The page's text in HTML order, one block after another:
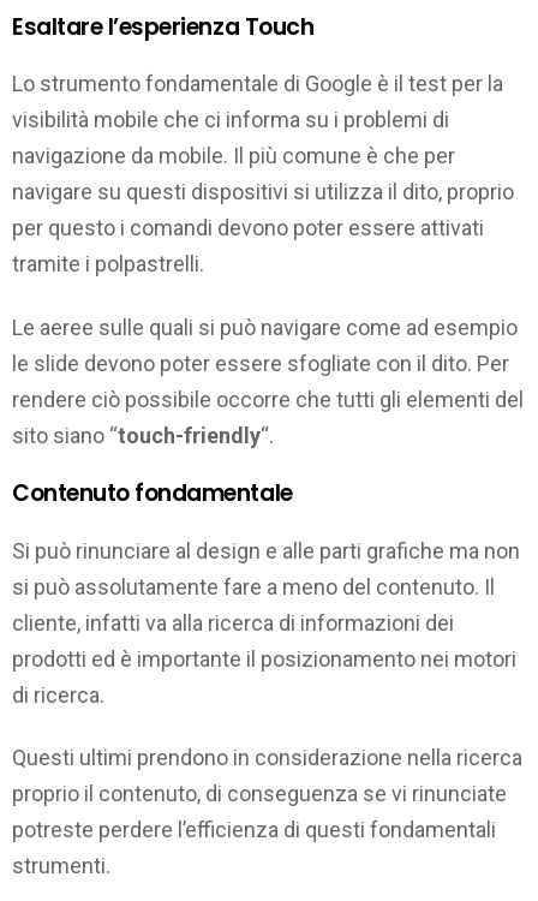
Esaltare l’esperienza Touch
Lo strumento fondamentale di Google è il test per la
visibilità mobile che ci informa su i problemi di
navigazione da mobile. Il più comune è che per
navigare su questi dispositivi si utilizza il dito, proprio
per questo i comandi devono poter essere attivati
tramite i polpastrelli.
Le aeree sulle quali si può navigare come ad esempio
le slide devono poter essere sfogliate con il dito. Per
rendere ciò possibile occorre che tutti gli elementi del
sito siano “touch-friendly“.
Contenuto fondamentale
Si può rinunciare al design e alle parti grafiche ma non
si può assolutamente fare a meno del contenuto. Il
cliente, infatti va alla ricerca di informazioni dei
prodotti ed è importante il posizionamento nei motori
di ricerca.
Questi ultimi prendono in considerazione nella ricerca
proprio il contenuto, di conseguenza se vi rinunciate
potreste perdere l’efficienza di questi fondamentali
strumenti.